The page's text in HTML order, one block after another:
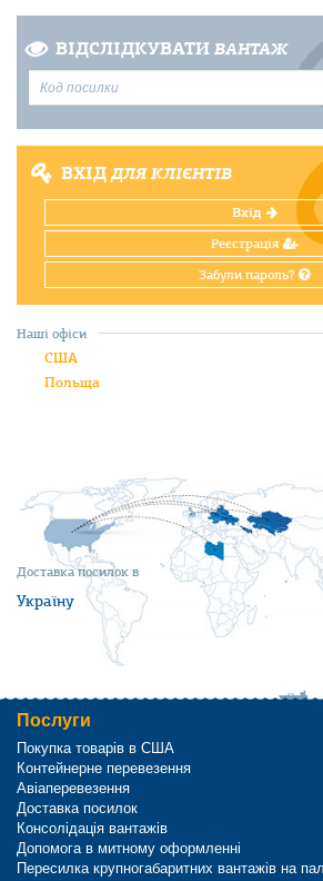
ВІДСЛІДКУВАТИ ВАНТАЖ
ВХІДДЛЯ КЛІЄНТІВ
Вхід
Реєстрація
Забули пароль?
Доставка посилок в
Україну
Наші офіси
США
Польща
Послуги
Покупка товарів в США
Контейнерне перевезення
Авіаперевезення
Доставка посилок
Консолідація вантажів
Допомога в митному оформленні
Пересилка крупногабаритних вантажів на